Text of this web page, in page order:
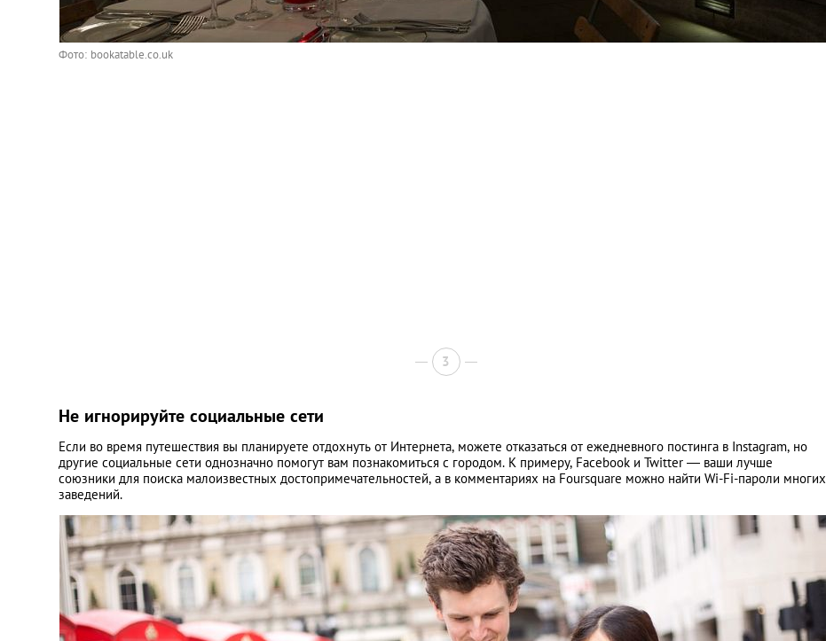
Фото: bookatable.co.uk
3
Не игнорируйте социальные сети
Если во время путешествия вы планируете отдохнуть от Интернета, можете отказаться от ежедневного постинга в Instagram, но
другие социальные сети однозначно помогут вам познакомиться с городом. К примеру, Facebook и Twitter — ваши лучше
союзники для поиска малоизвестных достопримечательностей, а в комментариях на Foursquare можно найти Wi-Fi-пароли многих
заведений.